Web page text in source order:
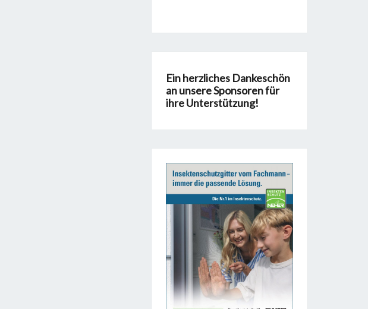
Ein herzliches Dankeschön
an unsere Sponsoren für
ihre Unterstützung!